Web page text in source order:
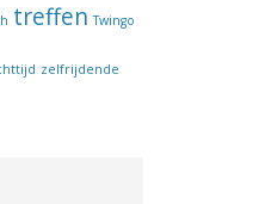
treffen Twingo
zelfrijdende